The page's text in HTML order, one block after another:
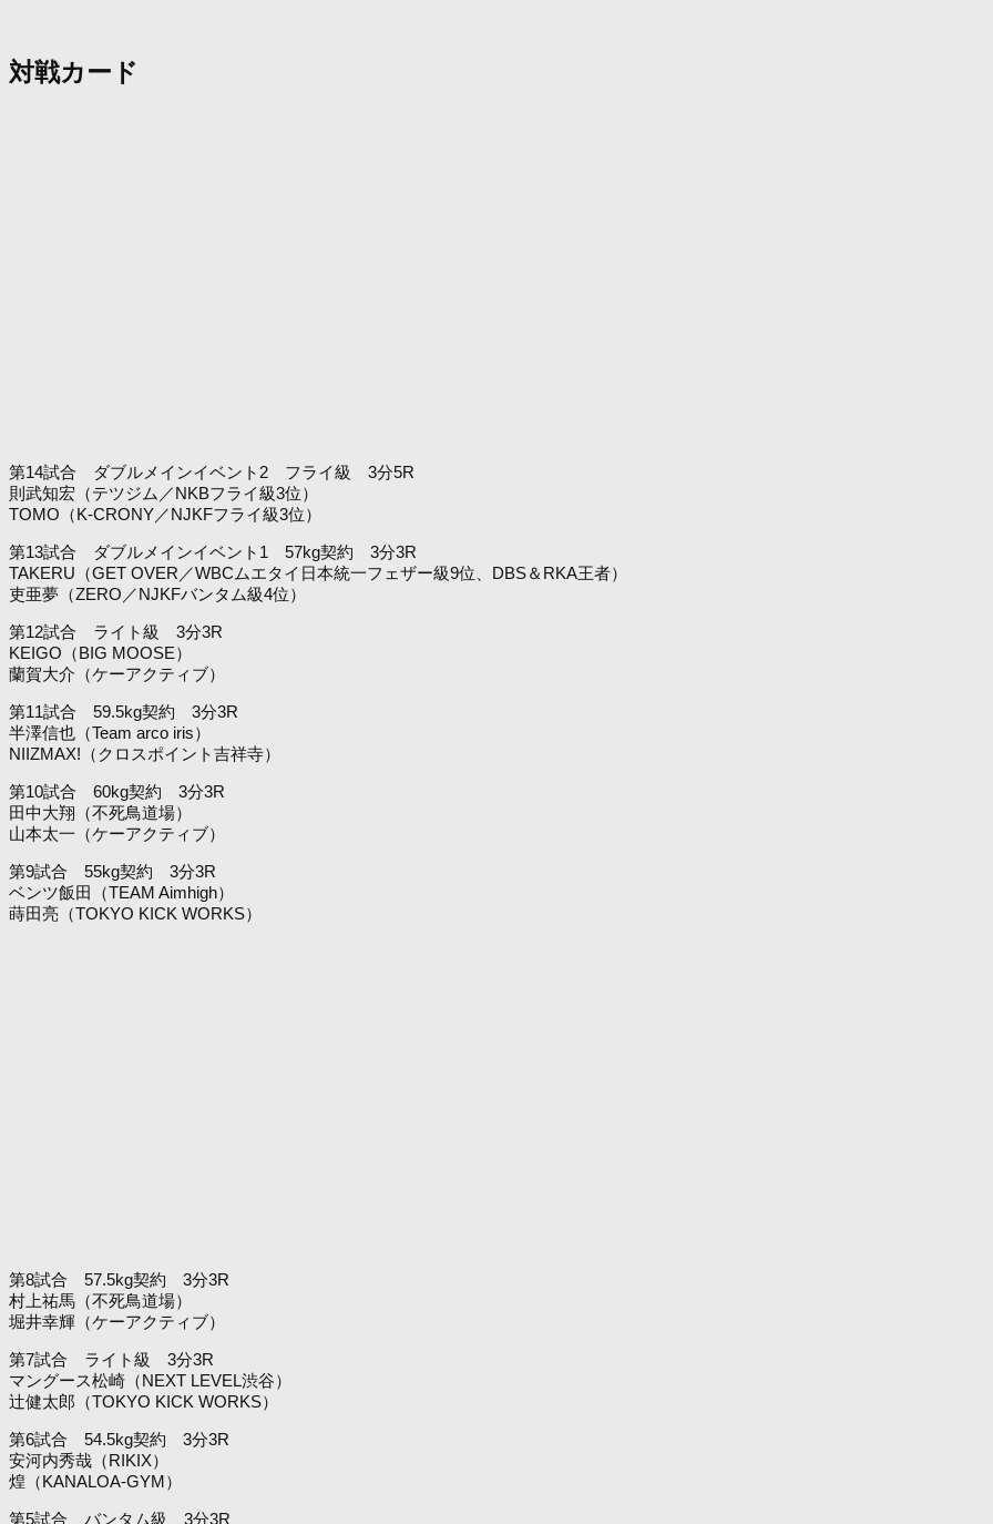
対戦カード
第14試合 ダブルメインイベント2 フライ級 3分5R
則武知宏（テツジム／NKBフライ級3位）
TOMO（K-CRONY／NJKFフライ級3位）
第13試合 ダブルメインイベント1 57kg契約 3分3R
TAKERU（GET OVER／WBCムエタイ日本統一フェザー級9位、DBS＆RKA王者）
吏亜夢（ZERO／NJKFバンタム級4位）
第12試合 ライト級 3分3R
KEIGO（BIG MOOSE）
蘭賀大介（ケーアクティブ）
第11試合 59.5kg契約 3分3R
半澤信也（Team arco iris）
NIIZMAX!（クロスポイント吉祥寺）
第10試合 60kg契約 3分3R
田中大翔（不死鳥道場）
山本太一（ケーアクティブ）
第9試合 55kg契約 3分3R
ベンツ飯田（TEAM Aimhigh）
蒔田亮（TOKYO KICK WORKS）
第8試合 57.5kg契約 3分3R
村上祐馬（不死鳥道場）
堀井幸輝（ケーアクティブ）
第7試合 ライト級 3分3R
マングース松崎（NEXT LEVEL渋谷）
辻健太郎（TOKYO KICK WORKS）
第6試合 54.5kg契約 3分3R
安河内秀哉（RIKIX）
煌（KANALOA-GYM）
第5試合 バンタム級 3分3R